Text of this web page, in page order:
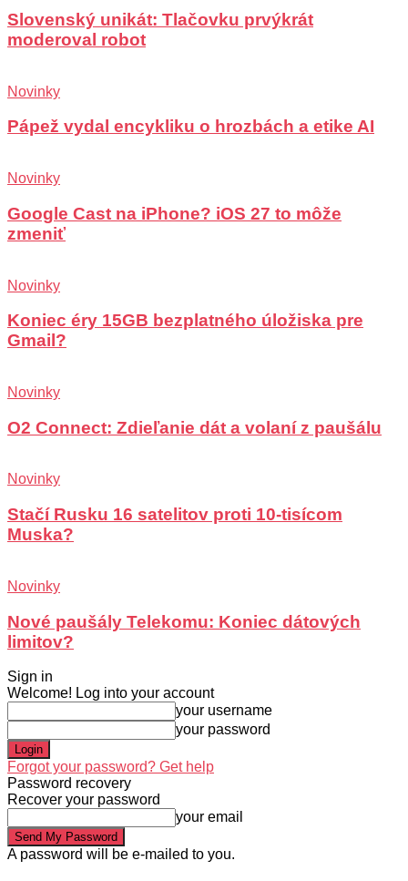
Slovenský unikát: Tlačovku prvýkrát
moderoval robot
Novinky
Pápež vydal encykliku o hrozbách a etike AI
Novinky
Google Cast na iPhone? iOS 27 to môže
zmeniť
Novinky
Koniec éry 15GB bezplatného úložiska pre
Gmail?
Novinky
O2 Connect: Zdieľanie dát a volaní z paušálu
Novinky
Stačí Rusku 16 satelitov proti 10-tisícom
Muska?
Novinky
Nové paušály Telekomu: Koniec dátových
limitov?
Sign in
Welcome! Log into your account
your username
your password
Forgot your password? Get help
Password recovery
Recover your password
your email
A password will be e-mailed to you.